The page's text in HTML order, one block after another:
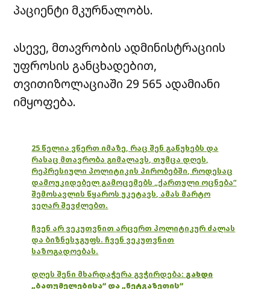
პაციენტი მკურნალობს.
ასევე, მთავრობის ადმინისტრაციის
უფროსის განცხადებით,
თვითიზოლაციაში 29 565 ადამიანი
იმყოფება.
25 წელია ვწერთ იმაზე, რაც შენ გაწუხებს და
რასაც მთავრობა გიმალავს, თუმცა დღეს,
რეპრესიული პოლიტიკის პირობებში, როდესაც
დამოუკიდებელ გამოცემებს „ქართული ოცნება“
შემოსავლის წყაროს უკეტავს, ამას მარტო
ვეღარ შევძლებთ.
ჩვენ არ ვეკუთვნით არცერთ პოლიტიკურ ძალას
და ბიზნესჯგუფს. ჩვენ ვეკუთვნით
საზოგადოებას.
დღეს შენი მხარდაჭერა გვჭირდება: გახდი
„ბათუმელებისა“ და „ნეტგაზეთის“